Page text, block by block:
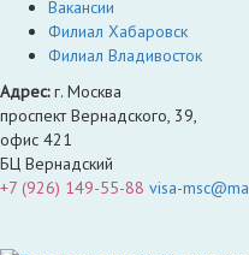
Вакансии
Филиал Хабаровск
Филиал Владивосток
Адрес:г. Москва
проспект Вернадского, 39,
офис 421
БЦ Вернадский
+7 (926) 149-55-88 visa-